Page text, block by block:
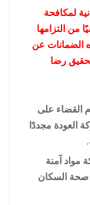
لمكافحة
من التزامها
الضمانات عن
رضا
القضاء على
العودة مجددًا
مواد آمنة
صحة السكان